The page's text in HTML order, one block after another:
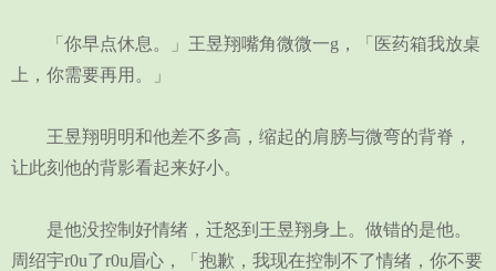
「你早点休息。」王昱翔嘴角微微一g，「医药箱我放桌
上，你需要再用。」
王昱翔明明和他差不多高，缩起的肩膀与微弯的背脊，
让此刻他的背影看起来好小。
是他没控制好情绪，迁怒到王昱翔身上。做错的是他。
周绍宇r0u了r0u眉心，「抱歉，我现在控制不了情绪，你不要